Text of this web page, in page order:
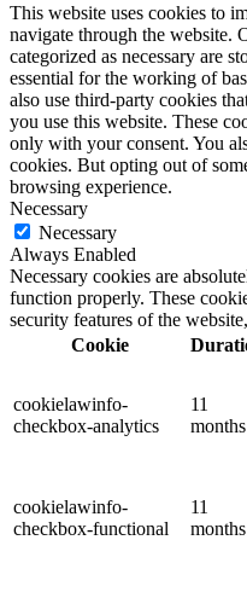
This website uses cookies to
navigate through the website.
categorized as necessary are
essential for the working of
also use third-party cookies
you use this website. These
only with your consent. You
cookies. But opting out of
browsing experience.
Necessary
Necessary
Always Enabled
Necessary cookies are
function properly. These
security features of the
Cookie
cookielawinfo-
checkbox-analytics
11
months
cookielawinfo-
checkbox-functional
11
months